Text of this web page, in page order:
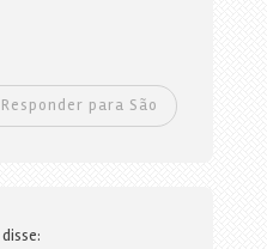
Responder para São
disse: